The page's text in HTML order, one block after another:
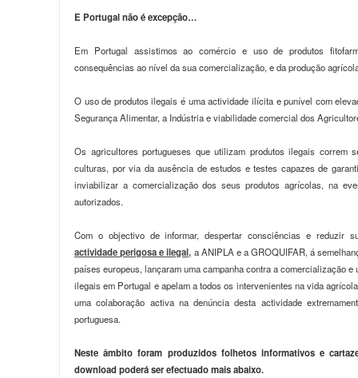
E Portugal não é excepção…
Em Portugal assistimos ao comércio e uso de produtos
consequências ao nível da sua comercialização, e da produção
O uso de produtos ilegais é uma actividade ilícita e punível com
Segurança Alimentar, a Indústria e viabilidade comercial dos
Os agricultores portugueses que utilizam produtos ilegais correm
culturas, por via da ausência de estudos e testes capazes de
inviabilizar a comercialização dos seus produtos agrícolas, na
autorizados.
Com o objectivo de informar, despertar consciências e reduzir
actividade perigosa e ilegal, a ANIPLA e a GROQUIFAR, á
países europeus, lançaram uma campanha contra a comercialização
ilegais em Portugal e apelam a todos os intervenientes na vida
uma colaboração activa na denúncia desta actividade
portuguesa.
Neste âmbito foram produzidos folhetos informativos e
download poderá ser efectuado mais abaixo.